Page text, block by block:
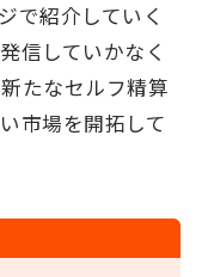
で紹介していく
信していかなく
たなセルフ精算
市場を開拓して